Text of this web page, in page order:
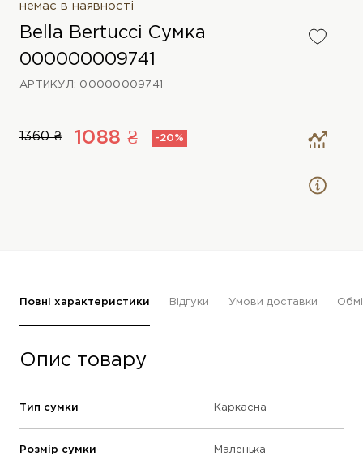
немає в наявності
Bella Bertucci Сумка
000000009741
АРТИКУЛ: 00000009741
1360 ₴ 1088 ₴ -20%
Повні характеристики Відгуки Умови доставки
Опис товару
Тип сумки Каркасна
Розмір сумки Маленька